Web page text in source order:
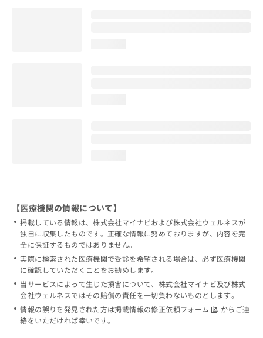
【医療機関の情報について】
掲載している情報は、株式会社マイナビおよび株式会社ウェルネスが
独自に収集したものです。正確な情報に努めておりますが、内容を完
全に保証するものではありません。
実際に検索された医療機関で受診を希望される場合は、必ず医療機関
に確認していただくことをお勧めします。
当サービスによって生じた損害について、株式会社マイナビ及び株式
会社ウェルネスではその賠償の責任を一切負わないものとします。
情報の誤りを発見された方は掲載情報の修正依頼フォーム
からご連
絡をいただければ幸いです。